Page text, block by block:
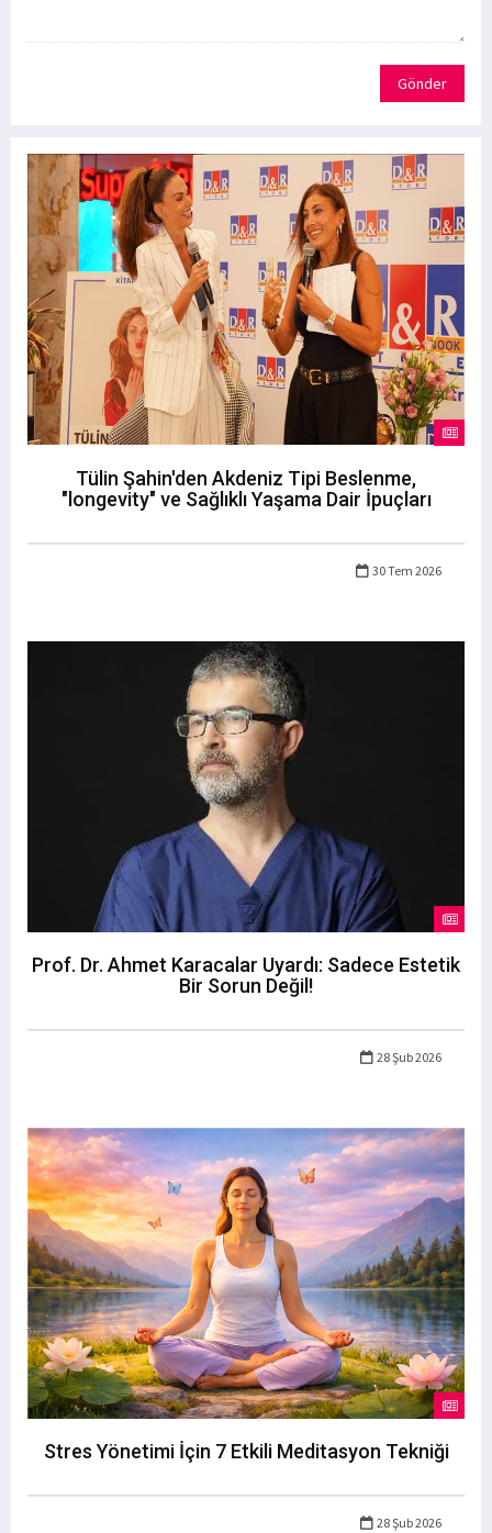
Gönder
Tülin Şahin'den Akdeniz Tipi Beslenme,
"longevity" ve Sağlıklı Yaşama Dair İpuçları
30 Tem 2026
Prof. Dr. Ahmet Karacalar Uyardı: Sadece Estetik
Bir Sorun Değil!
28 Şub 2026
Stres Yönetimi İçin 7 Etkili Meditasyon Tekniği
28 Şub 2026